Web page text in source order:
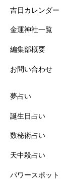
吉日カレンダー
金運神社一覧
編集部概要
お問い合わせ
夢占い
誕生日占い
数秘術占い
天中殺占い
パワースポット